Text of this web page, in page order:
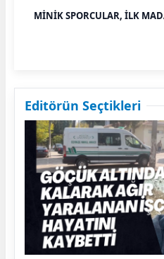
MİNİK SPORCULAR, İLK
Editörün Seçtikleri